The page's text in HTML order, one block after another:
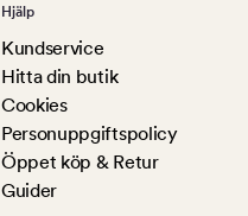
Hjälp
Kundservice
Hitta din butik
Cookies
Personuppgiftspolicy
Öppet köp & Retur
Guider